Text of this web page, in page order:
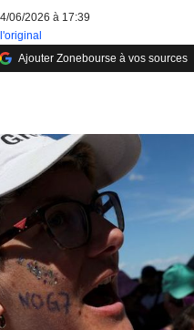
06/2026 à 17:39
Ajouter Zonebourse à vos sources